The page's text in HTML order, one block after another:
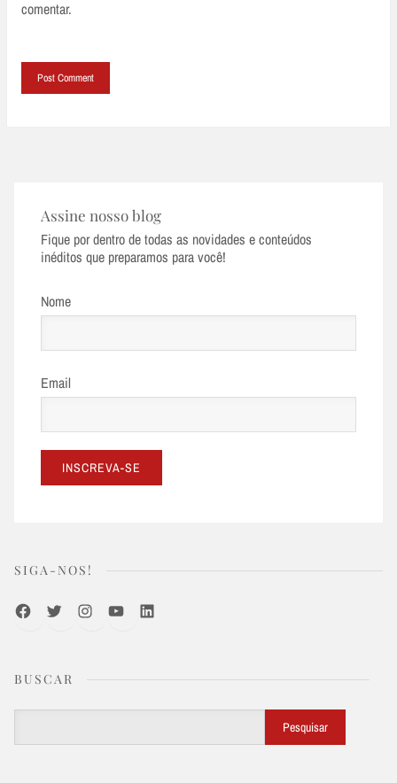
comentar.
Assine nosso blog
Fique por dentro de todas as novidades e conteúdos
inéditos que preparamos para você!
Nome
Email
SIGA-NOS!
FacebookTwitterInstagramYoutubeLinkedIn
BUSCAR
Pesquisar